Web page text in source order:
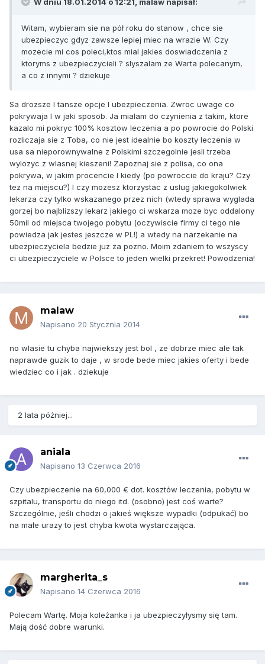
W dniu 18.01.2014 o 12:21, malaw napisał:
Witam, wybieram sie na pół roku do stanow , chce sie
ubezpieczyc gdyz zawsze lepiej miec na wrazie W. Czy
mozecie mi cos poleci,ktos mial jakies doswiadczenia z
ktoryms z ubezpieczycieli ? slyszalam ze Warta polecanym,
a co z innymi ? dziekuje
Sa drozsze I tansze opcje I ubezpieczenia. Zwroc uwage co
pokrywaja I w jaki sposob. Ja mialam do czynienia z takim, ktore
kazalo mi pokryc 100% kosztow leczenia a po powrocie do Polski
rozliczaja sie z Toba, co nie jest idealnie bo koszty leczenia w
usa sa nieporownywalne z Polskimi szczegolnie jesli trzeba
wylozyc z wlasnej kieszeni! Zapoznaj sie z polisa, co ona
pokrywa, w jakim procencie I kiedy (po powroccie do kraju? Czy
tez na miejscu?) I czy mozesz ktorzystac z uslug jakiegokolwiek
lekarza czy tylko wskazanego przez nich (wtedy sprawa wyglada
gorzej bo najblizszy lekarz jakiego ci wskarza moze byc oddalony
50mil od miejsca twojego pobytu (oczywiscie firmy ci tego nie
powiedza jak jestes jeszcze w PL!) a wtedy na narzekanie na
ubezpieczyciela bedzie juz za pozno. Moim zdaniem to wszyscy
ci ubezpieczyciele w Polsce to jeden wielki przekret! Powodzenia!
malaw
Napisano 20 Stycznia 2014
no wlasie tu chyba najwiekszy jest bol , ze dobrze miec ale tak
naprawde guzik to daje , w srode bede miec jakies oferty i bede
wiedziec co i jak . dziekuje
2 lata później...
aniala
Napisano 13 Czerwca 2016
Czy ubezpieczenie na 60,000 € dot. kosztów leczenia, pobytu w
szpitalu, transportu do niego itd. (osobno) jest coś warte?
Szczególnie, jeśli chodzi o jakieś większe wypadki (odpukać) bo
na małe urazy to jest chyba kwota wystarczająca.
margherita_s
Napisano 14 Czerwca 2016
Polecam Wartę. Moja koleżanka i ja ubezpieczyłysmy się tam.
Mają dość dobre warunki.